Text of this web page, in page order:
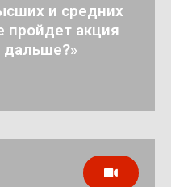
и средних
пройдет акция
дальше?»